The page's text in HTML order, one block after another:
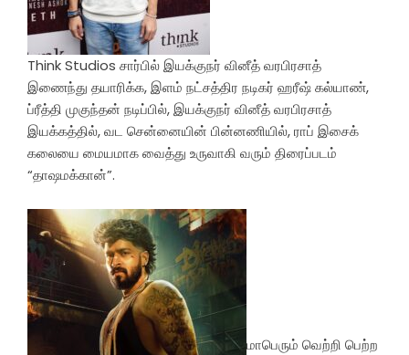
Think Studios சார்பில் இயக்குநர் வினீத் வரபிரசாத்
இணைந்து தயாரிக்க, இளம் நட்சத்திர நடிகர் ஹரீஷ் கல்யாண்,
ப்ரீத்தி முகுந்தன் நடிப்பில், இயக்குநர் வினீத் வரபிரசாத்
இயக்கத்தில், வட சென்னையின் பின்னணியில், ராப் இசைக்
கலையை மையமாக வைத்து உருவாகி வரும் திரைப்படம்
“தாஷமக்கான்”.
மாபெரும் வெற்றி பெற்ற